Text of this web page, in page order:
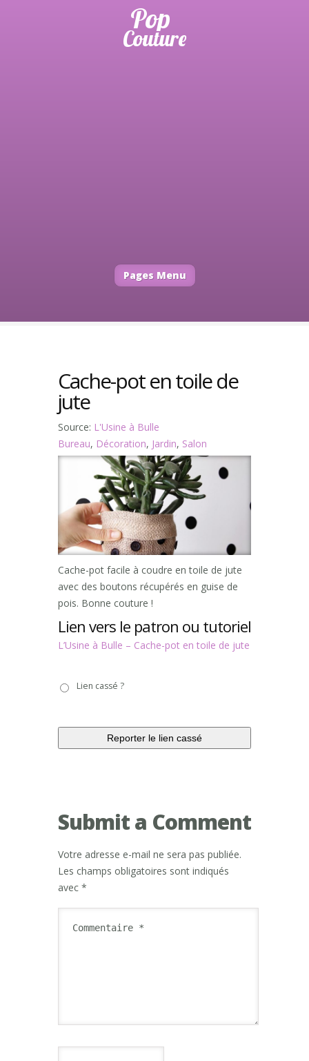
Pages Menu
Cache-pot en toile de
jute
Source: L'Usine à Bulle
Bureau, Décoration, Jardin, Salon
Cache-pot facile à coudre en toile de jute
avec des boutons récupérés en guise de
pois. Bonne couture !
Lien vers le patron ou tutoriel
L’Usine à Bulle – Cache-pot en toile de jute
casséLien cassé ?
Submit a Comment
Votre adresse e-mail ne sera pas publiée.
Les champs obligatoires sont indiqués
avec *